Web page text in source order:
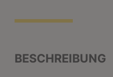
BESCHREIBUNG